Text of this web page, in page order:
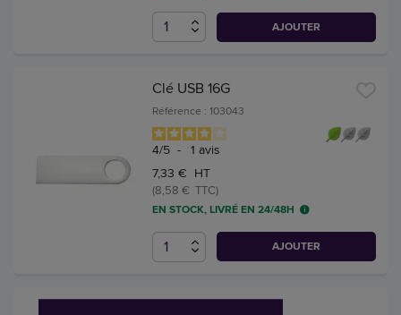
AJOUTER
Clé USB 16G
Référence : 103043
4/5 - 1 avis
7,33 € HT
(8,58 € TTC)
EN STOCK, LIVRÉ EN 24/48H
AJOUTER